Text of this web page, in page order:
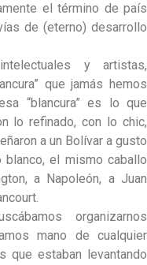
el término de país
de (eterno) desarrollo
y artistas,
que jamás hemos
“blancura” es lo que
lo refinado, con lo chic,
a un Bolívar a gusto
el mismo caballo
a Napoleón, a Juan
organizarnos
mano de cualquier
que estaban levantando